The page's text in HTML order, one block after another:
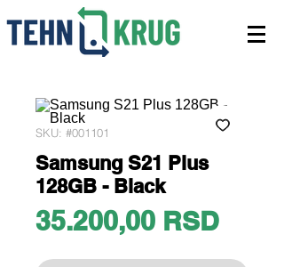
SKU: #001101
Samsung S21 Plus
128GB - Black
35.200,00 RSDPrice